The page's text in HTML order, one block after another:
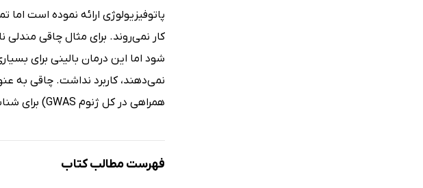
پاتوفیزیولوژی ارائه نموده است
کار نمی‌روند. برای مثال چاقی
شود اما این درمان بالینی برای
همراهی در کل ژنوم GWAS) برای شناسایی واریانت‌های خطر برای شکل شایع آن آغاز شده است.
فهرست مطالب کتاب